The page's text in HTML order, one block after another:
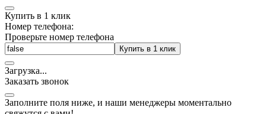
Купить в 1 клик
Номер телефона:
Проверьте номер телефона
Купить в 1 клик
Загрузка...
Заказать звонок
Заполните поля ниже, и наши менеджеры моментально